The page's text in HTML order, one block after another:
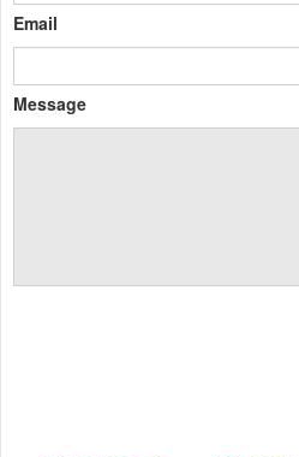
Email
Message